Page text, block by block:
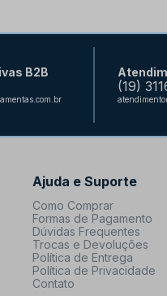
B2B
(19)
Ajuda e Suporte
Como Comprar
Formas de Pagamento
Dúvidas Frequentes
Trocas e Devoluções
Política de Entrega
Política de Privacidade
Contato